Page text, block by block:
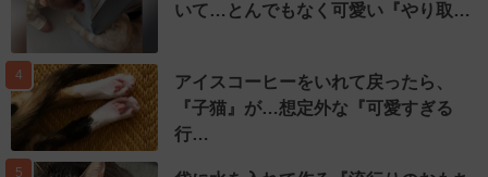
いて…とんでもなく可愛い『やり取…
4
アイスコーヒーをいれて戻ったら、
『子猫』が…想定外な『可愛すぎる
行…
5